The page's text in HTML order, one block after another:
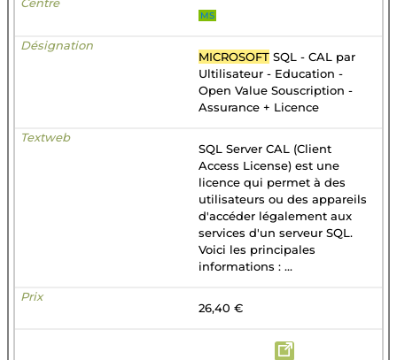
MS
MICROSOFT SQL - CAL par
Ultilisateur - Education -
Open Value Souscription -
Assurance + Licence
SQL Server CAL (Client
Access License) est une
licence qui permet à des
utilisateurs ou des appareils
d'accéder légalement aux
services d'un serveur SQL.
Voici les principales
informations : ...
26,40 €